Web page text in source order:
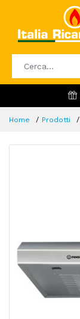
Home Prodotti